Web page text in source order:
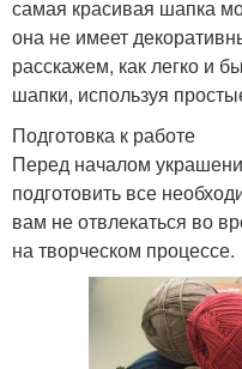
самая красивая шапка
она не имеет
расскажем, как легко и
шапки, используя
Подготовка к работе
Перед началом
подготовить все
вам не отвлекаться во
на творческом процессе.